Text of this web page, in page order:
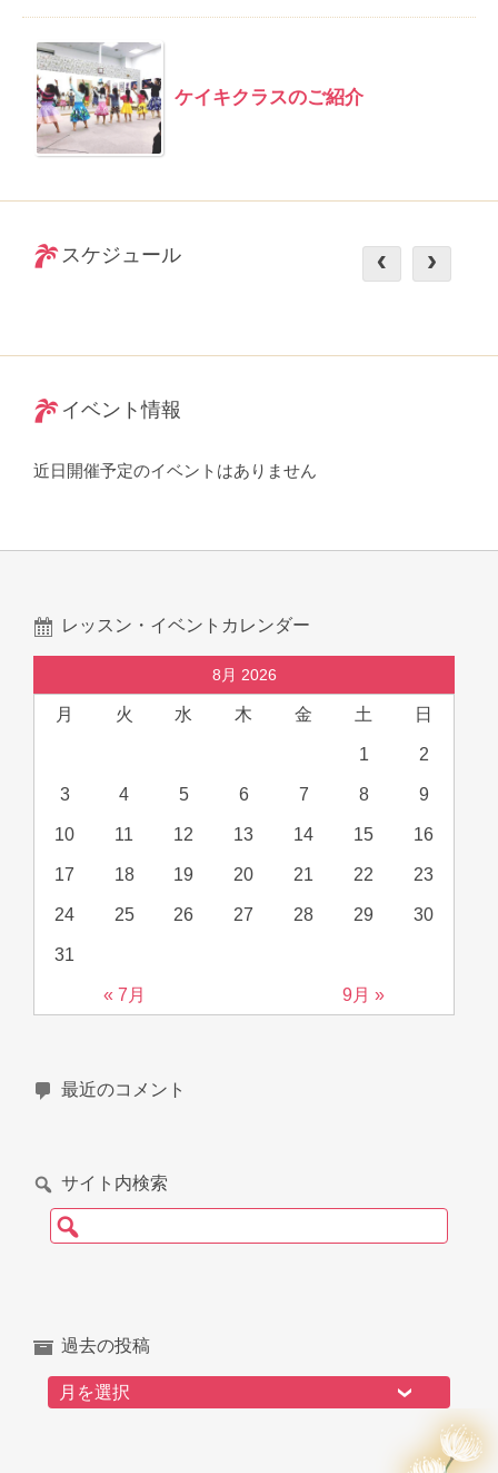
ケイキクラスのご紹介
スケジュール
イベント情報
近日開催予定のイベントはありません
レッスン・イベントカレンダー
8月 2026
月 火 水 木 金 土 日
« 7月 9月 »
1 2
3 4 5 6 7 8 9
10 11 12 13 14 15 16
17 18 19 20 21 22 23
24 25 26 27 28 29 30
31
最近のコメント
サイト内検索
検索:
過去の投稿
過去の投稿